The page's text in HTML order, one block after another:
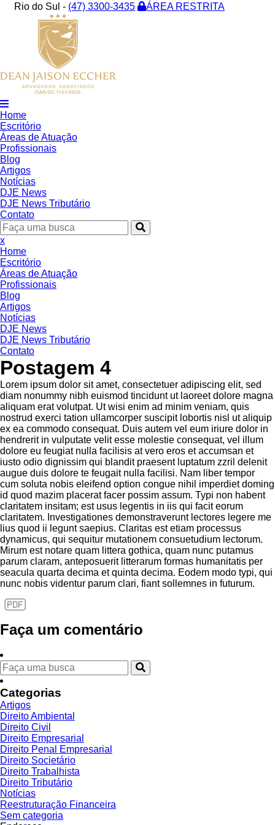
Rio do Sul - (47) 3300-3435 ÁREA RESTRITA
Home
Escritório
Áreas de Atuação
Profissionais
Blog
Artigos
Notícias
DJE News
DJE News Tributário
Contato
x
Home
Escritório
Áreas de Atuação
Profissionais
Blog
Artigos
Notícias
DJE News
DJE News Tributário
Contato
Postagem 4
Lorem ipsum dolor sit amet, consectetuer adipiscing elit, sed
diam nonummy nibh euismod tincidunt ut laoreet dolore magna
aliquam erat volutpat. Ut wisi enim ad minim veniam, quis
nostrud exerci tation ullamcorper suscipit lobortis nisl ut aliquip
ex ea commodo consequat. Duis autem vel eum iriure dolor in
hendrerit in vulputate velit esse molestie consequat, vel illum
dolore eu feugiat nulla facilisis at vero eros et accumsan et
iusto odio dignissim qui blandit praesent luptatum zzril delenit
augue duis dolore te feugait nulla facilisi. Nam liber tempor
cum soluta nobis eleifend option congue nihil imperdiet doming
id quod mazim placerat facer possim assum. Typi non habent
claritatem insitam; est usus legentis in iis qui facit eorum
claritatem. Investigationes demonstraverunt lectores legere me
lius quod ii legunt saepius. Claritas est etiam processus
dynamicus, qui sequitur mutationem consuetudium lectorum.
Mirum est notare quam littera gothica, quam nunc putamus
parum claram, anteposuerit litterarum formas humanitatis per
seacula quarta decima et quinta decima. Eodem modo typi, qui
nunc nobis videntur parum clari, fiant sollemnes in futurum.
Faça um comentário
Categorias
Artigos
Direito Ambiental
Direito Civil
Direito Empresarial
Direito Penal Empresarial
Direito Societário
Direito Trabalhista
Direito Tributário
Notícias
Reestruturação Financeira
Sem categoria